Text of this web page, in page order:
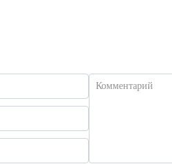
Комментарий